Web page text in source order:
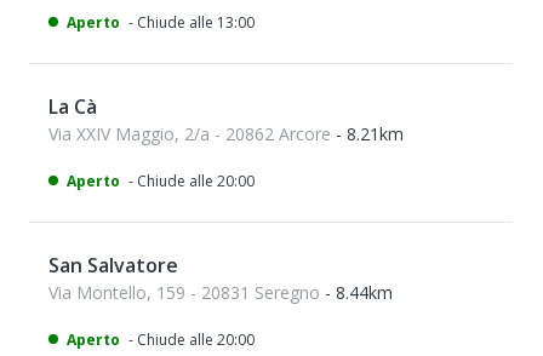
Aperto - Chiude alle 13:00
La Cà
Via XXIV Maggio, 2/a - 20862 Arcore - 8.21km
Aperto - Chiude alle 20:00
San Salvatore
Via Montello, 159 - 20831 Seregno - 8.44km
Aperto - Chiude alle 20:00